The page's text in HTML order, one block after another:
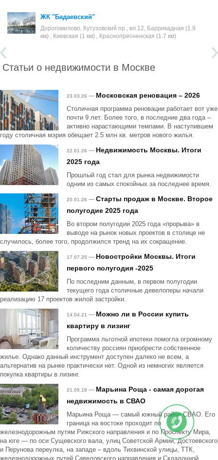
ЖК "Бадаевский"
Дорогомилово, Кутузовский пр., вл.12, Баррикадная (1.9
км) , Киевская (1 км) , Краснопресненская (1.7 км)
Статьи о недвижимости в Москве
23.03.26 — Московская реновация – 2026
Столичная программа реновации работает вот уже
почти 9 лет. Более того, в последние два года –
активно нарастающими темпами. В наступившем
году столичная мэрия обещает 2.5 млн кв. метров нового жилья.
22.01.26 — Недвижимость Москвы. Итоги
2025 года
Прошлый год стал для рынка недвижимости
одним из самых спокойных за последнее время.
20.01.26 — Старты продаж в Москве. Второе
полугодие 2025 года
Во втором полугодии 2025 года «прорыва» в
выводе на рынок новых проектов в столице не
случилось, более того, продолжился тренд на их сокращение.
17.07.25 — Новостройки Москвы. Итоги
первого полугодия -2025
По последним данным, в первом полугодии
текущего года столичные девелоперы начали
реализацию 17 проектов жилой застройки.
14.04.21 — Можно ли в России купить
квартиру в лизинг
Программа льготной ипотеки помогла огромному
количеству россиян приобрести собственное
жилье. Однако данный инструмент доступен далеко не всем, а
альтернатив на рынке практически нет. Одной из немногих является
покупка квартиры в лизинг.
21.05.18 — Марьина Роща - самая дорогая
недвижимость в СВАО
Марьина Роща — самый южный район СВАО. Его
граница на востоке проходит по
железнодорожным путям Рижского направления и по Проспекту Мира,
на юге — по оси Сущевского вала, улиц Советской Армии, Достоевского
и Перунова переулка, на западе – вдоль Тихвинской улицы, ТТК,
железнодорожных путей Савеловского направления и Складочной